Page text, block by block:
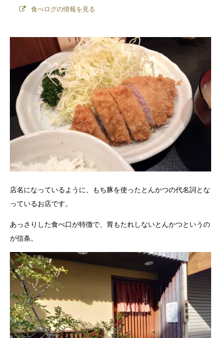
食べログの情報を見る
店名になっているように、もち豚を使ったとんかつの代名詞とな
っているお店です。
あっさりした食べ口が特徴で、胃もたれしないとんかつというの
が信条。